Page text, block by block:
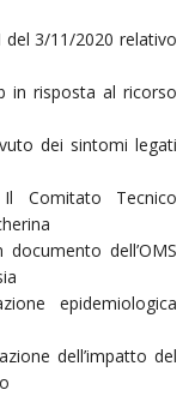
3/11/2020 relativo
in risposta al ricorso
dei sintomi legati
Comitato Tecnico
dell’OMS
epidemiologica
dell’impatto del